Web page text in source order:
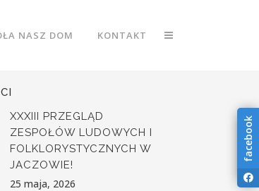
NASZ DOM KONTAKT
XXXIII PRZEGLĄD
ZESPOŁÓW LUDOWYCH I
FOLKLORYSTYCZNYCH W
JACZOWIE!
25 maja, 2026
facebook